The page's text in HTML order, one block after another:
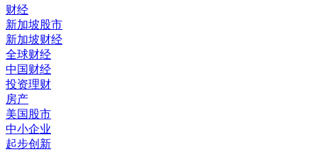
财经
新加坡股市
新加坡财经
全球财经
中国财经
投资理财
房产
美国股市
中小企业
起步创新